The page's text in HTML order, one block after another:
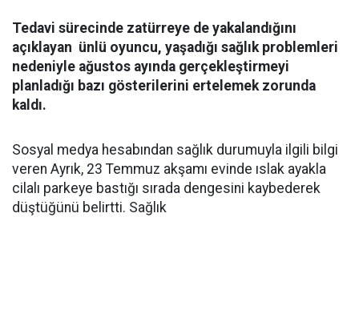
Tedavi sürecinde zatürreye de yakalandığını
açıklayan ünlü oyuncu, yaşadığı sağlık problemleri
nedeniyle ağustos ayında gerçekleştirmeyi
planladığı bazı gösterilerini ertelemek zorunda
kaldı.
Sosyal medya hesabından sağlık durumuyla ilgili bilgi
veren Ayrık, 23 Temmuz akşamı evinde ıslak ayakla
cilalı parkeye bastığı sırada dengesini kaybederek
düştüğünü belirtti. Sağlık